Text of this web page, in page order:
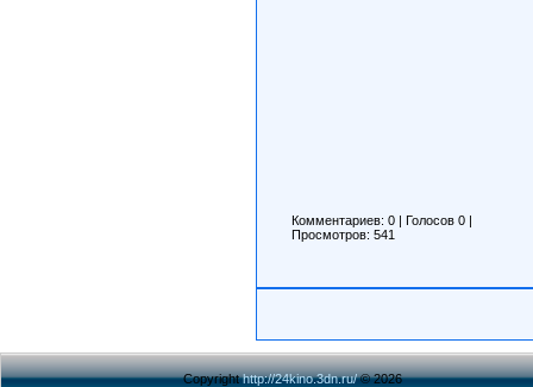
Комментариев: 0 | Голосов 0 |
Просмотров: 541
Copyrighthttp://24kino.3dn.ru/© 2026